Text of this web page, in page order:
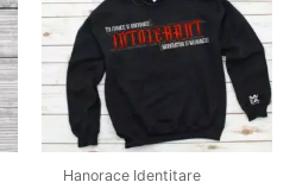
Hanorace Identitare